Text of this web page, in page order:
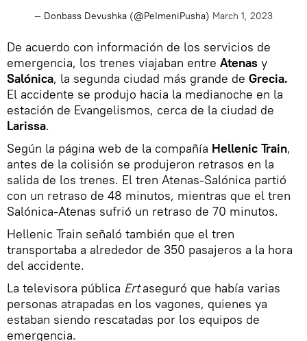
— Donbass Devushka (@PeImeniPusha) March 1, 2023
De acuerdo con información de los servicios de
emergencia, los trenes viajaban entre Atenas y
Salónica, la segunda ciudad más grande de Grecia.
El accidente se produjo hacia la medianoche en la
estación de Evangelismos, cerca de la ciudad de
Larissa.
Según la página web de la compañía Hellenic Train,
antes de la colisión se produjeron retrasos en la
salida de los trenes. El tren Atenas-Salónica partió
con un retraso de 48 minutos, mientras que el tren
Salónica-Atenas sufrió un retraso de 70 minutos.
Hellenic Train señaló también que el tren
transportaba a alrededor de 350 pasajeros a la hora
del accidente.
La televisora pública Ertaseguró que había varias
personas atrapadas en los vagones, quienes ya
estaban siendo rescatadas por los equipos de
emergencia.